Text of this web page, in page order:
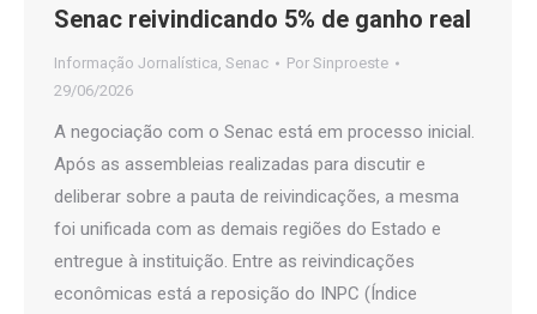
Senac reivindicando 5% de ganho real
Informação Jornalística, Senac Por Sinproeste
29/06/2026
A negociação com o Senac está em processo inicial.
Após as assembleias realizadas para discutir e
deliberar sobre a pauta de reivindicações, a mesma
foi unificada com as demais regiões do Estado e
entregue à instituição. Entre as reivindicações
econômicas está a reposição do INPC (Índice